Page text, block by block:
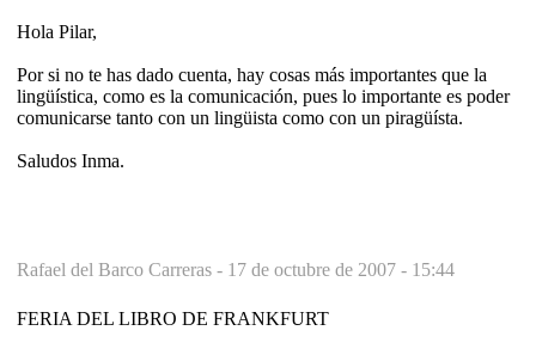
Hola Pilar,
Por si no te has dado cuenta, hay cosas más importantes que la
lingüística, como es la comunicación, pues lo importante es poder
comunicarse tanto con un lingüista como con un piragüísta.
Saludos Inma.
Rafael del Barco Carreras - 17 de octubre de 2007 - 15:44
FERIA DEL LIBRO DE FRANKFURT